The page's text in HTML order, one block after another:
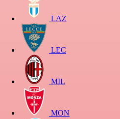
LAZ
LEC
MIL
MON